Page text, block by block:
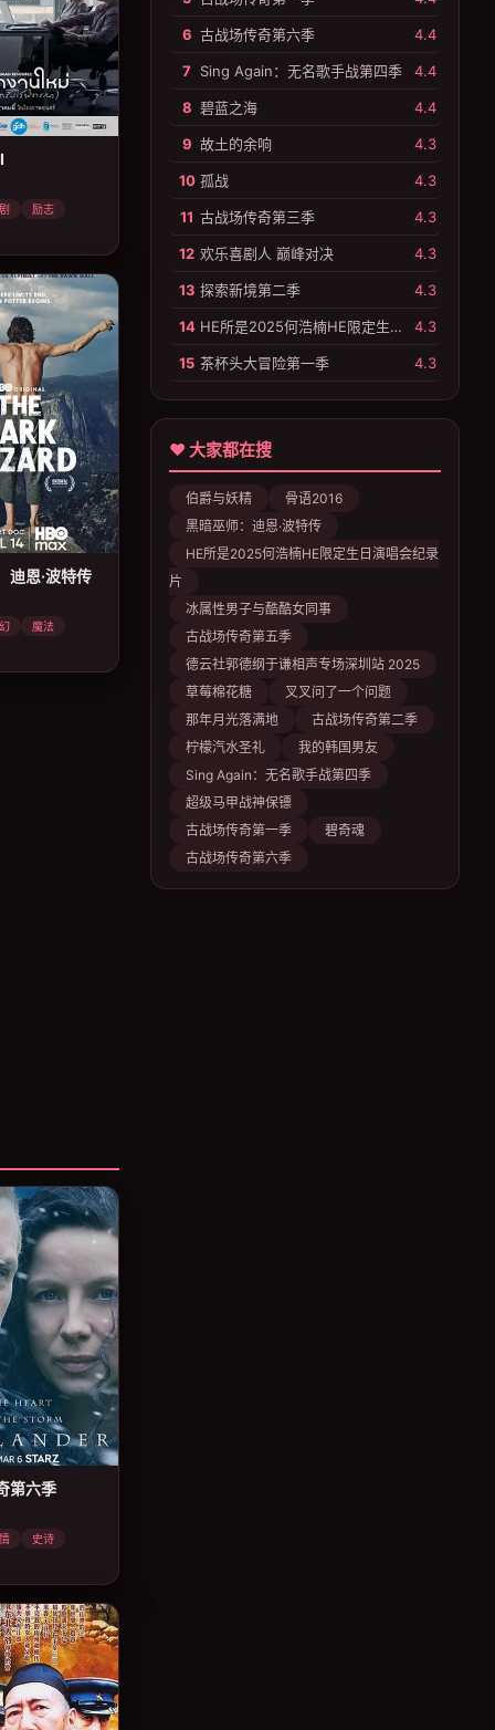
励志
迪恩·波特传
魔法
第六季
史诗
6 古战场传奇第六季 4.4
7 Sing Again：无名歌手战第四季 4.4
8 碧蓝之海 4.4
9 故土的余响 4.3
10 孤战 4.3
11 古战场传奇第三季 4.3
12 欢乐喜剧人 巅峰对决 4.3
13 探索新境第二季 4.3
14 HE所是2025何浩楠HE限定生日演唱会纪录片 4.3
15 茶杯头大冒险第一季 4.3
♥ 大家都在搜
伯爵与妖精
骨语2016
黑暗巫师：迪恩·波特传
HE所是2025何浩楠HE限定生日演唱会纪录
片
冰属性男子与酷酷女同事
古战场传奇第五季
德云社郭德纲于谦相声专场深圳站 2025
草莓棉花糖
叉叉问了一个问题
那年月光落满地
古战场传奇第二季
柠檬汽水圣礼
我的韩国男友
Sing Again：无名歌手战第四季
超级马甲战神保镖
古战场传奇第一季
碧奇魂
古战场传奇第六季